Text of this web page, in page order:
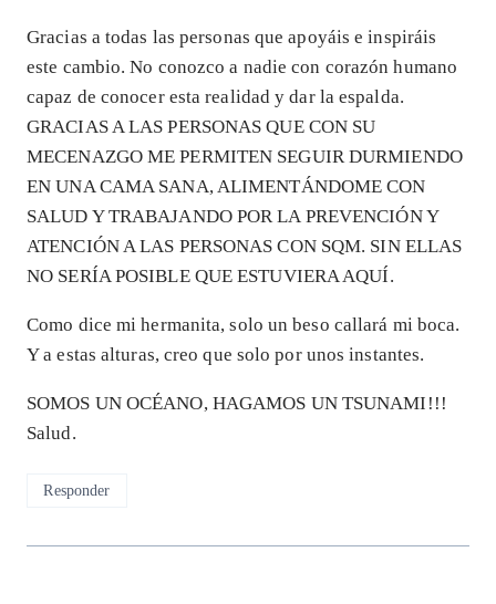
Gracias a todas las personas que apoyáis e inspiráis
este cambio. No conozco a nadie con corazón humano
capaz de conocer esta realidad y dar la espalda.
GRACIAS A LAS PERSONAS QUE CON SU
MECENAZGO ME PERMITEN SEGUIR DURMIENDO
EN UNA CAMA SANA, ALIMENTÁNDOME CON
SALUD Y TRABAJANDO POR LA PREVENCIÓN Y
ATENCIÓN A LAS PERSONAS CON SQM. SIN ELLAS
NO SERÍA POSIBLE QUE ESTUVIERA AQUÍ.
Como dice mi hermanita, solo un beso callará mi boca.
Y a estas alturas, creo que solo por unos instantes.
SOMOS UN OCÉANO, HAGAMOS UN TSUNAMI!!!
Salud.
Responder